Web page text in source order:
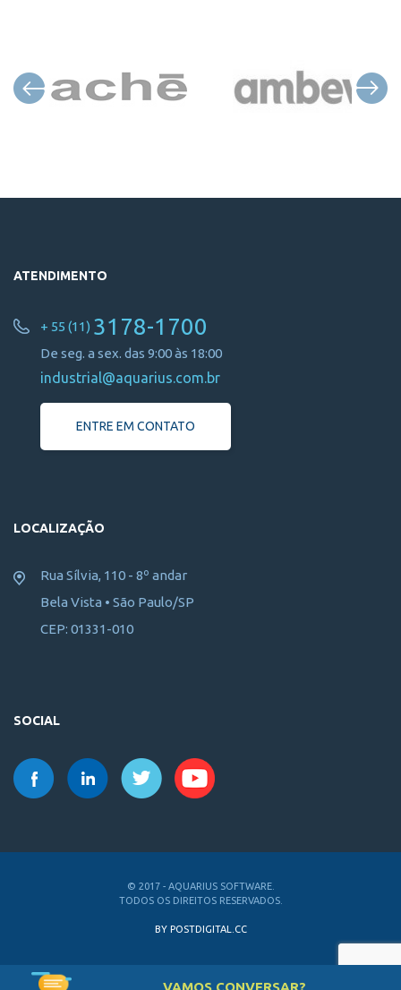
VAMOS CONVERSAR?
ATENDIMENTO
+ 55 (11) 3178-1700
De seg. a sex. das 9:00 às 18:00
industrial@aquarius.com.br
ENTRE EM CONTATO
LOCALIZAÇÃO
Rua Sílvia, 110 - 8º andar
Bela Vista • São Paulo/SP
CEP: 01331-010
SOCIAL
© 2017 - AQUARIUS SOFTWARE.
TODOS OS DIREITOS RESERVADOS.
BY POSTDIGITAL.CC